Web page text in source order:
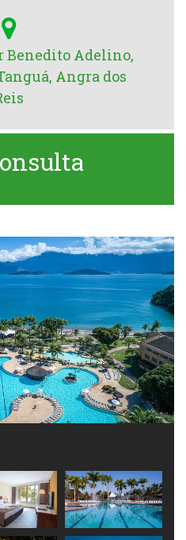
Benedito Adelino,
Angra dos